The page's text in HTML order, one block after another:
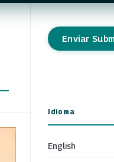
Enviar
Idioma
English